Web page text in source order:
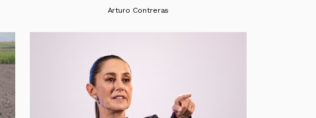
Arturo Contreras